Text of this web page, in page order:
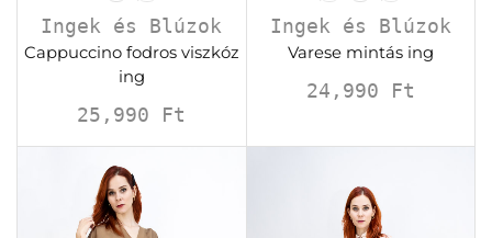
Ingek és Blúzok
Cappuccino fodros viszkóz
ing
25,990 Ft
Ingek és Blúzok
Varese mintás ing
24,990 Ft